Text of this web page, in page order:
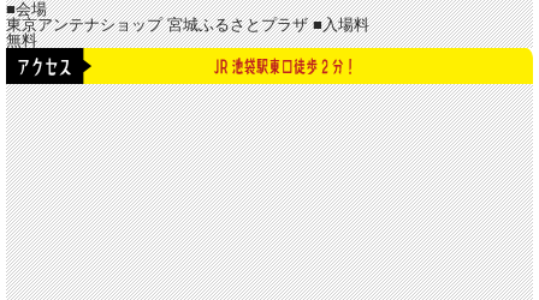
■会場
東京アンテナショップ 宮城ふるさとプラザ■入場料
無料